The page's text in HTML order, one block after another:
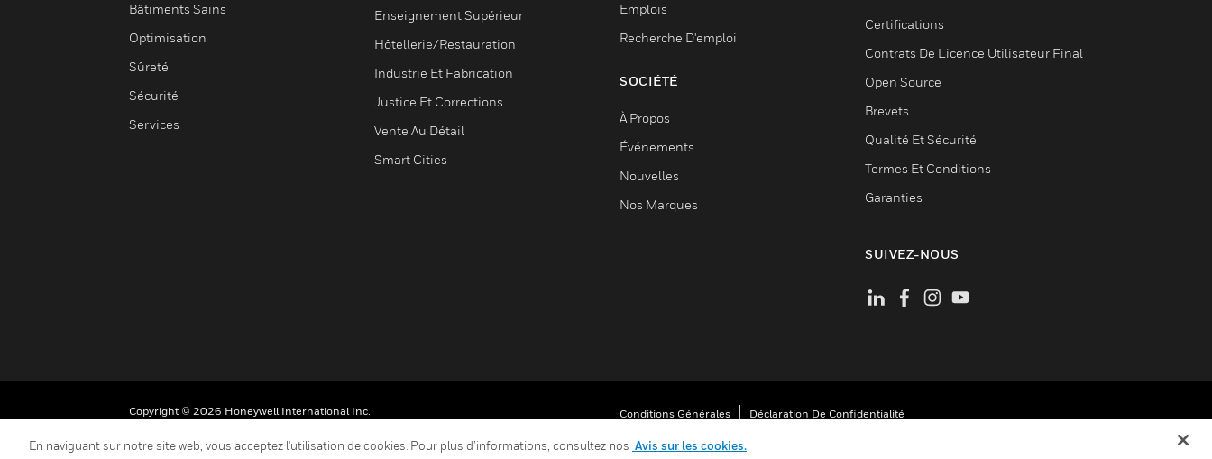
Bâtiments Sains
Optimisation
Sûreté
Sécurité
Services
Enseignement Supérieur
Hôtellerie/Restauration
Industrie Et Fabrication
Justice Et Corrections
Vente Au Détail
Smart Cities
Emplois
Recherche D'emploi
SOCIÉTÉ
À Propos
Événements
Nouvelles
Nos Marques
Certifications
Contrats De Licence Utilisateur Final
Open Source
Brevets
Qualité Et Sécurité
Termes Et Conditions
Garanties
SUIVEZ-NOUS
Copyright © 2026 Honeywell International Inc. Conditions Générales
Déclaration De Confidentialité
En naviguant sur notre site web, vous acceptez l'utilisation de cookies. Pour plus d’informations, consultez nos Avis sur les cookies.